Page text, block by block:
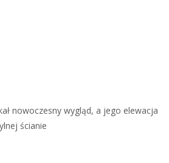
nowoczesny wygląd, a jego elewacja
ścianie